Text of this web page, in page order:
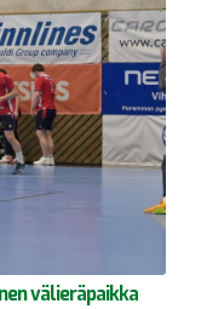
välieräpaikka